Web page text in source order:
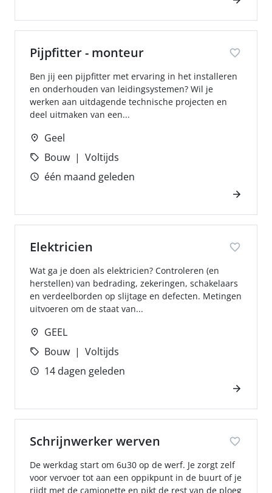
Pijpfitter - monteur
Ben jij een pijpfitter met ervaring in het installeren
en onderhouden van leidingsystemen? Wil je
werken aan uitdagende technische projecten en
deel uitmaken van een...
Geel
Bouw
Voltijds
één maand geleden
Elektricien
Wat ga je doen als elektricien? Controleren (en
herstellen) van bedrading, zekeringen, schakelaars
en verdeelborden op slijtage en defecten. Metingen
uitvoeren om de staat van...
GEEL
Bouw
Voltijds
14 dagen geleden
Schrijnwerker werven
De werkdag start om 6u30 op de werf. Je zorgt zelf
voor vervoer tot aan een oppikpunt in de buurt of je
rijdt met de camionette en pikt de rest van de ploeg